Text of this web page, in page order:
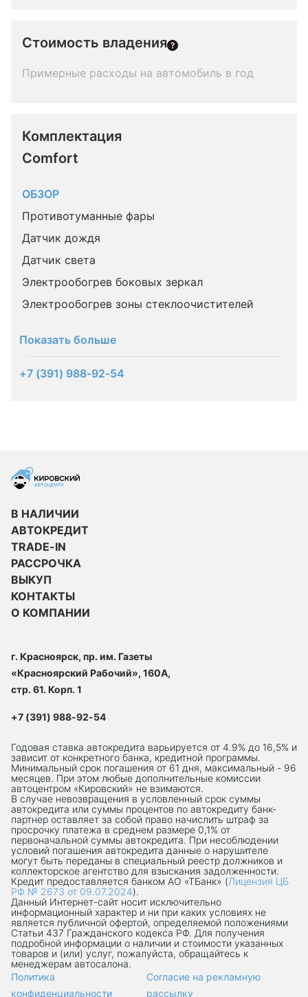
Стоимость владения
Примерные расходы на автомобиль в год
Комплектация
Comfort
ОБЗОР
Противотуманные фары
Датчик дождя
Датчик света
Электрообогрев боковых зеркал
Электрообогрев зоны стеклоочистителей
Показать больше
+7 (391) 988-92-54
В НАЛИЧИИ
АВТОКРЕДИТ
TRADE-IN
РАССРОЧКА
ВЫКУП
КОНТАКТЫ
О КОМПАНИИ
г. Красноярск, пр. им. Газеты
«Красноярский Рабочий», 160А,
стр. 61. Корп. 1
+7 (391) 988-92-54
Годовая ставка автокредита варьируется от 4.9% до 16,5% и
зависит от конкретного банка, кредитной программы.
Минимальный срок погашения от 61 дня, максимальный - 96
месяцев. При этом любые дополнительные комиссии
автоцентром «Кировский» не взимаются.
В случае невозвращения в условленный срок суммы
автокредита или суммы процентов по автокредиту банк-
партнер оставляет за собой право начислить штраф за
просрочку платежа в среднем размере 0,1% от
первоначальной суммы автокредита. При несоблюдении
условий погашения автокредита данные о нарушителе
могут быть переданы в специальный реестр должников и
коллекторское агентство для взыскания задолженности.
Кредит предоставляется банком АО «ТБанк» (Лицензия ЦБ
РФ № 2673 от 09.07.2024).
Данный Интернет-сaйт носит исключительно
информационный характер и ни при каких условиях не
является публичной офертой, определяемой положениями
Статьи 437 Гражданского кодекса РФ. Для получения
подробной информации о наличии и стоимости указанных
товаров и (или) услуг, пожалуйста, обращайтесь к
менеджерам автосалона.
Политика
конфиденциальности
Согласие на рекламную
рассылку